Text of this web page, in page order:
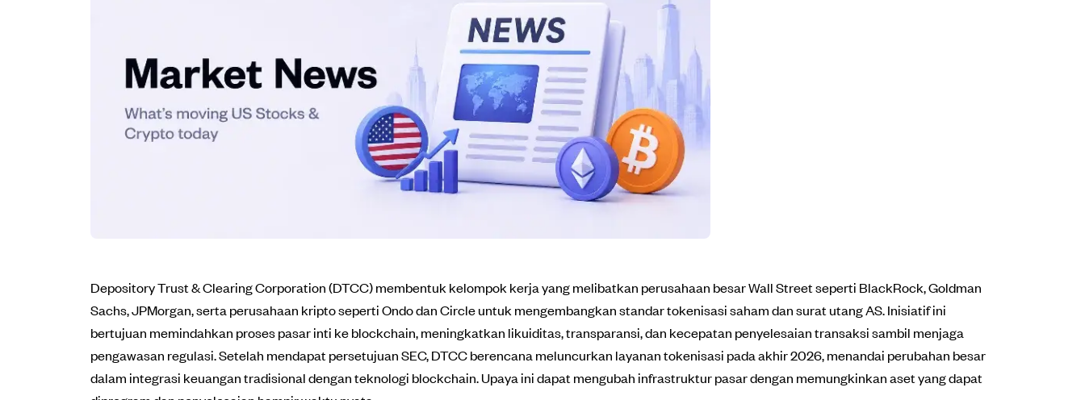
Depository Trust & Clearing Corporation (DTCC) membentuk kelompok kerja yang melibatkan perusahaan besar Wall Street seperti BlackRock, Goldman
Sachs, JPMorgan, serta perusahaan kripto seperti Ondo dan Circle untuk mengembangkan standar tokenisasi saham dan surat utang AS. Inisiatif ini
bertujuan memindahkan proses pasar inti ke blockchain, meningkatkan likuiditas, transparansi, dan kecepatan penyelesaian transaksi sambil menjaga
pengawasan regulasi. Setelah mendapat persetujuan SEC, DTCC berencana meluncurkan layanan tokenisasi pada akhir 2026, menandai perubahan besar
dalam integrasi keuangan tradisional dengan teknologi blockchain. Upaya ini dapat mengubah infrastruktur pasar dengan memungkinkan aset yang dapat